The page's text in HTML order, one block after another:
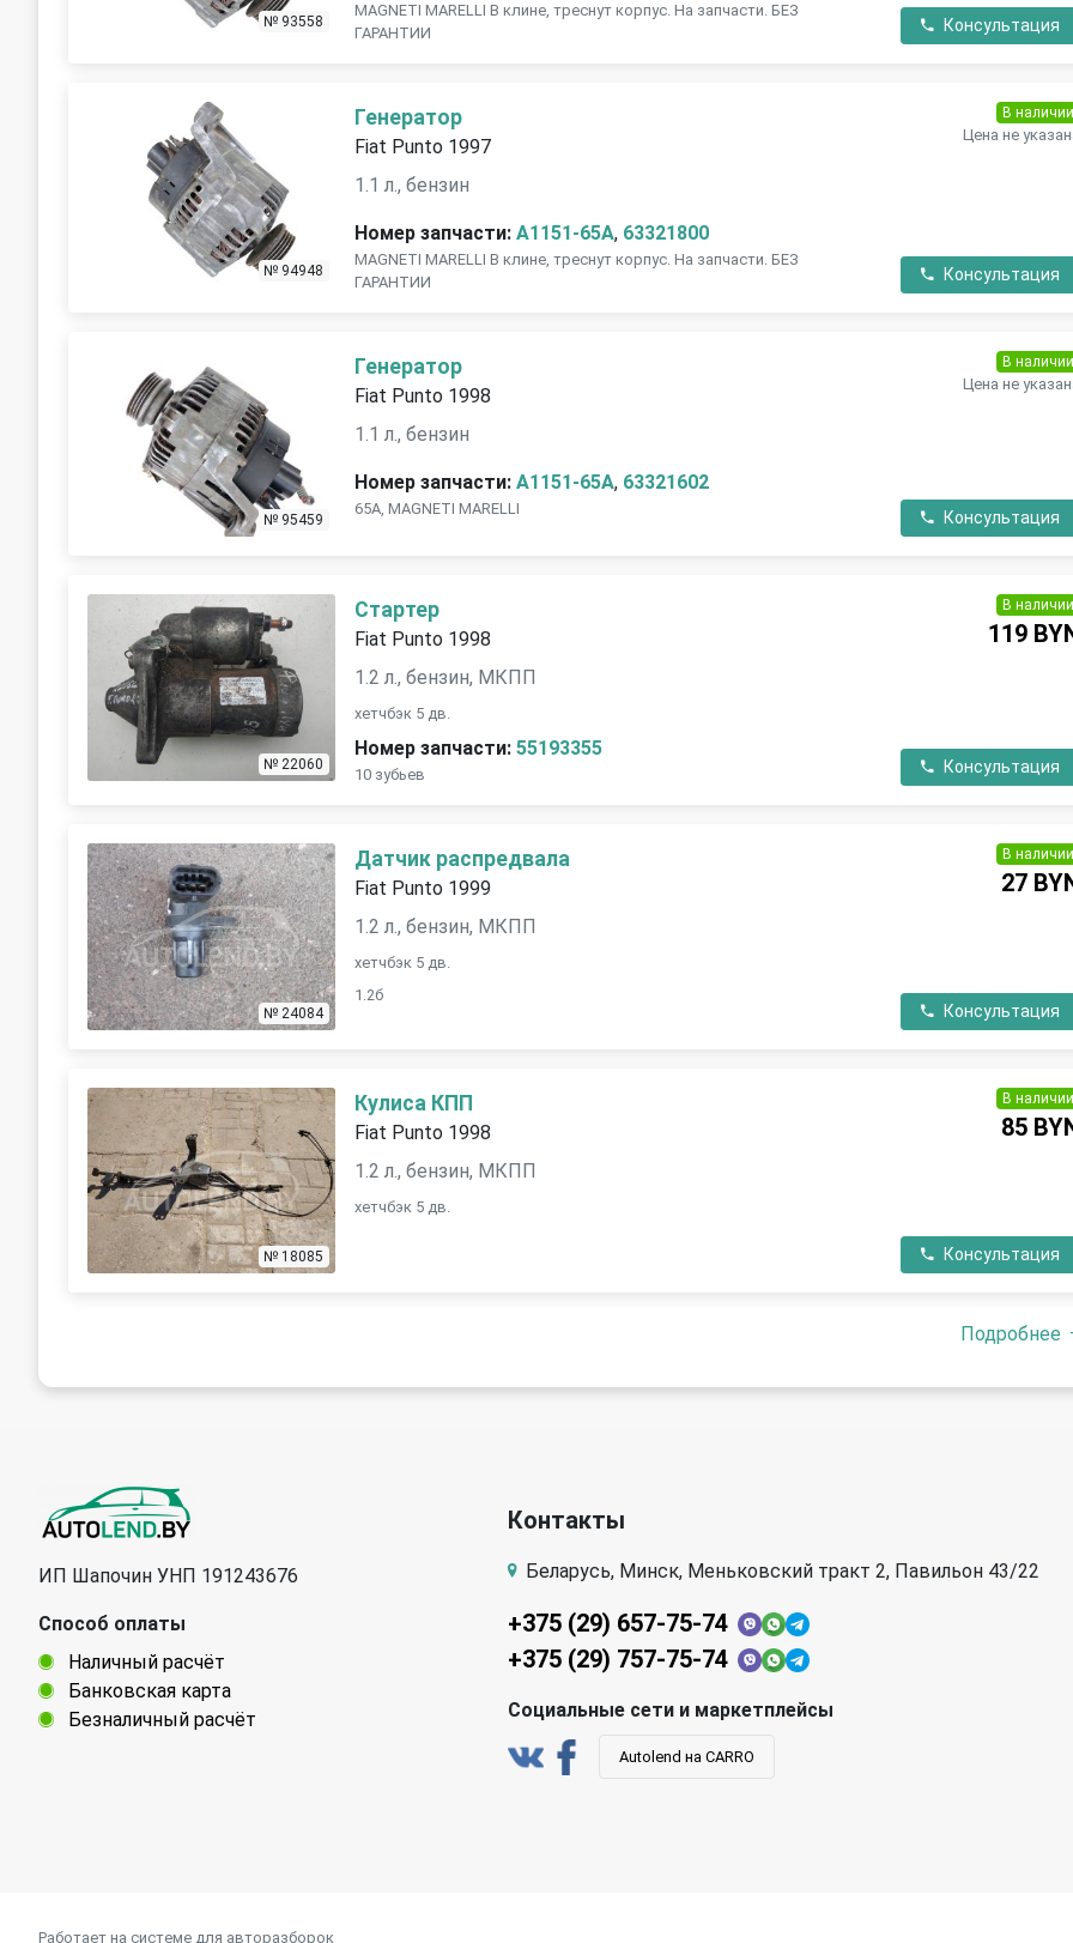
№ 93558
MAGNETI MARELLI В клине, треснут корпус. На запчасти. БЕЗ
ГАРАНТИИ
Консультация
№ 94948
Генератор
Fiat Punto 1997
1.1 л., бензин
Номер запчасти: A1151-65A, 63321800
MAGNETI MARELLI В клине, треснут корпус. На запчасти. БЕЗ
ГАРАНТИИ
В наличии
Цена не
Консультация
№ 95459
Генератор
Fiat Punto 1998
1.1 л., бензин
Номер запчасти: A1151-65A, 63321602
65А, MAGNETI MARELLI
В наличии
Цена не
Консультация
№ 22060
Стартер
Fiat Punto 1998
1.2 л., бензин, МКПП
хетчбэк 5 дв.
Номер запчасти: 55193355
10 зубьев
В наличии
119
Консультация
№ 24084
Датчик распредвала
Fiat Punto 1999
1.2 л., бензин, МКПП
хетчбэк 5 дв.
1.2б
В наличии
27
Консультация
№ 18085
Кулиса КПП
Fiat Punto 1998
1.2 л., бензин, МКПП
хетчбэк 5 дв.
В наличии
85
Консультация
Подробнее
ИП Шапочин УНП 191243676
Способ оплаты
Наличный расчёт
Банковская карта
Безналичный расчёт
Контакты
Беларусь, Минск, Меньковский тракт 2, Павильон 43/22
+375 (29) 657-75-74
+375 (29) 757-75-74
Социальные сети и маркетплейсы
Autolend на CARRO
Работает на системе для авторазборок